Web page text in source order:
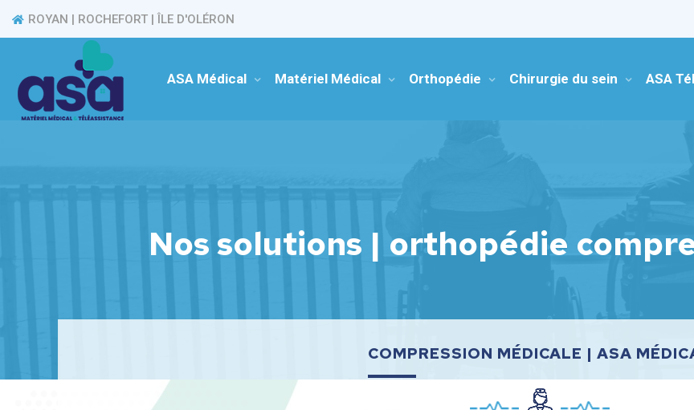
ROYAN | ROCHEFORT | ÎLE D'OLÉRON
ASA Médical Matériel Médical Orthopédie Chirurgie du sein ASA
Nos solutions | orthopédie
COMPRESSION MÉDICALE | ASA